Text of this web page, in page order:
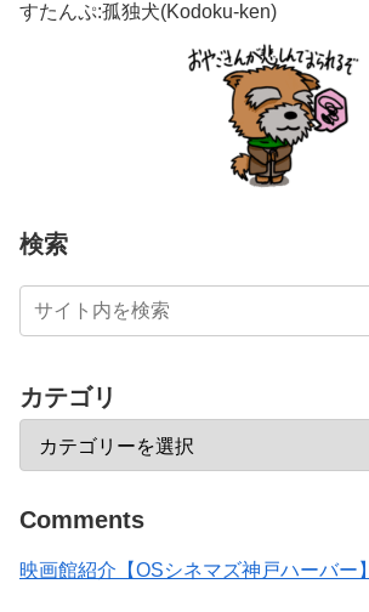
すたんぷ:孤独犬(Kodoku-ken)
検索
カテゴリ
Comments
映画館紹介【OSシネマズ神戸ハーバー】